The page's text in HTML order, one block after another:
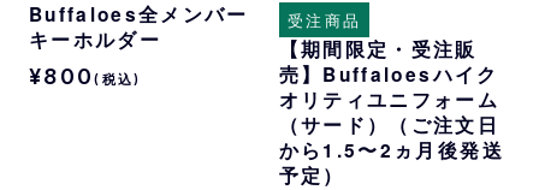
Buffaloes全メンバー
キーホルダー
¥800(税込)
受注商品
【期間限定・受注販
売】Buffaloesハイク
オリティユニフォーム
（サード）（ご注文日
から1.5〜2ヵ月後発送
予定）